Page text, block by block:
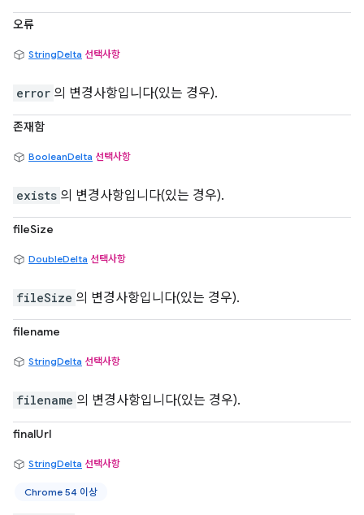
오류
StringDelta 선택사항
error 의 변경사항입니다(있는 경우).
존재함
BooleanDelta 선택사항
exists 의 변경사항입니다(있는 경우).
fileSize
DoubleDelta 선택사항
fileSize 의 변경사항입니다(있는 경우).
filename
StringDelta 선택사항
filename 의 변경사항입니다(있는 경우).
finalUrl
StringDelta 선택사항
Chrome 54 이상